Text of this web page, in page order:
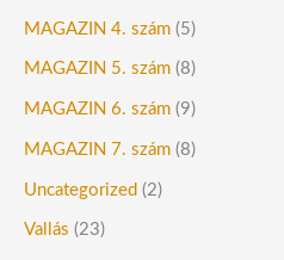
MAGAZIN 4. szám (5)
MAGAZIN 5. szám (8)
MAGAZIN 6. szám (9)
MAGAZIN 7. szám (8)
Uncategorized (2)
Vallás (23)